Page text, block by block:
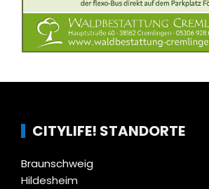
CITYLIFE! STANDORTE
Braunschweig
Hildesheim